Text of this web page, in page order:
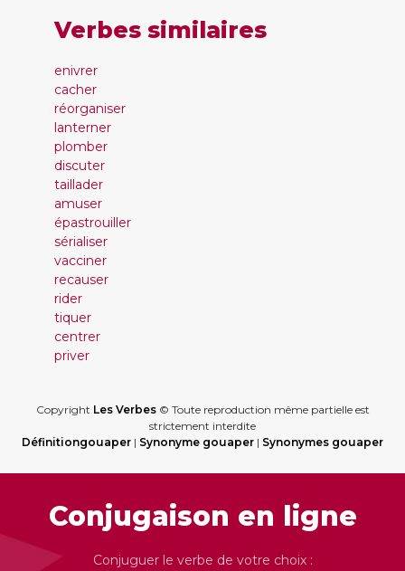
Verbes similaires
enivrer
cacher
réorganiser
lanterner
plomber
discuter
taillader
amuser
épastrouiller
sérialiser
vacciner
recauser
rider
tiquer
centrer
priver
Copyright Les Verbes© Toute reproduction même partielle est
strictement interdite
Définitiongouaper | Synonyme gouaper | Synonymes gouaper
Conjugaison en ligne
Conjuguer le verbe de votre choix :